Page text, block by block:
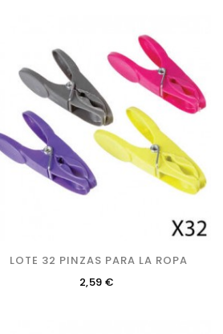
LOTE 32 PINZAS PARA LA ROPA
Precio
2,59 €